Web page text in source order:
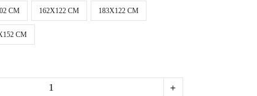
CM 162X122 CM 183X122 CM
CM